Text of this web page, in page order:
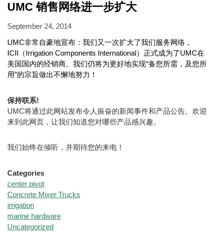
UMC 销售网络进一步扩大
September 24, 2014
UMC非常自豪地宣布：我们又一次扩大了我们服务网络，
ICII（Irrigation Components International）正式成为了UMC在
美国国内的经销商。我们仍将为更好地实现“备您所需，及您所
用”的宗旨做出不懈地努力！
保持联系!
UMC将通过此网站发布令人振奋的新闻事件和产品公告。欢迎
来到此网页，让我们知道您对哪些产品感兴趣。
我们始终在倾听，并期待您的来电！
Categories
center pivot
Concrete Mixer Trucks
irrigation
marine hardware
Uncategorized